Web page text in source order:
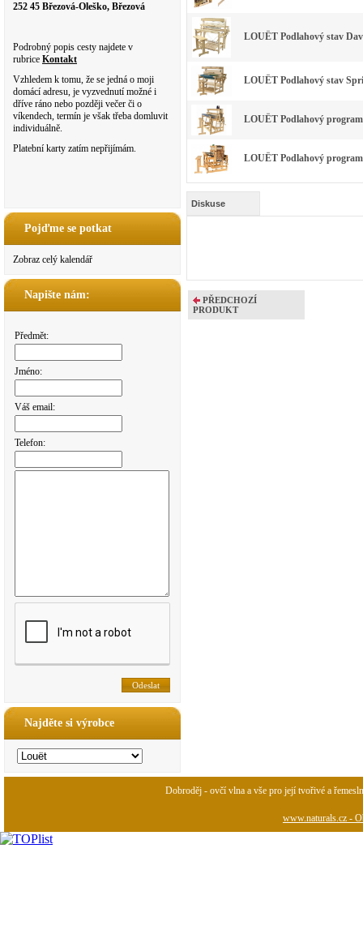
252 45 Březová-Oleško, Březová
Podrobný popis cesty najdete v
rubrice Kontakt
Vzhledem k tomu, že se jedná o moji
domácí adresu, je vyzvednutí možné i
dříve ráno nebo později večer či o
víkendech, termín je však třeba domluvit
individuálně.
Platební karty zatím nepřijímám.
Pojďme se potkat
Zobraz celý kalendář
Napište nám:
Předmět:
Jméno:
Váš email:
Telefon:
Najděte si výrobce
LOUËT Podlahový stav
LOUËT Podlahový stav
LOUËT Podlahový
LOUËT Podlahový
Diskuse
PŘEDCHOZÍ
PRODUKT
Dobroděj - ovčí vlna a vše pro její tvořivé a
www.naturals.cz -